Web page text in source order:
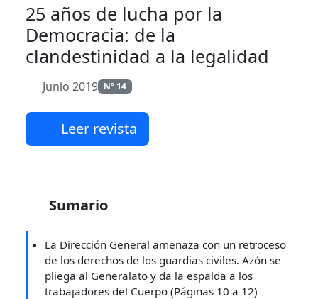
25 años de lucha por la
Democracia: de la
clandestinidad a la legalidad
Junio 2019 Nº 14
Leer revista
Sumario
La Dirección General amenaza con un retroceso
de los derechos de los guardias civiles. Azón se
pliega al Generalato y da la espalda a los
trabajadores del Cuerpo (Páginas 10 a 12)